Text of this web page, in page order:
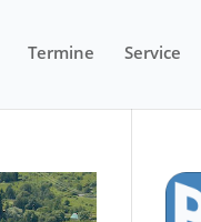
Termine Service